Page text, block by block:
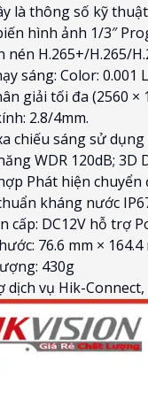
là thông số kỹ
hình ảnh 1/3″
nén H.265+/H.265/
sáng: Color: 0.001
giải tối đa (2560 ×
2.8/4mm.
chiếu sáng sử
WDR 120dB; 3D
Phát hiện chuyển
kháng nước
cấp: DC12V hỗ trợ
76.6 mm × 164.4
430g
dịch vụ Hik-